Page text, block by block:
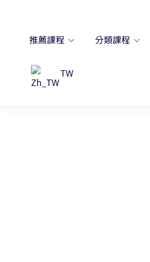
推薦課程 分類課程
TW